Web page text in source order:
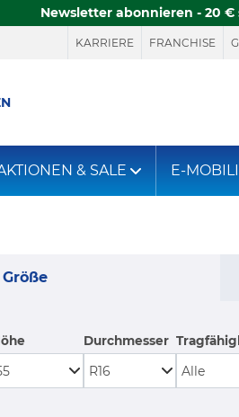
Newsletter abonnieren - 20 €
KARRIERE FRANCHISE
& SALE E-
Durchmesser